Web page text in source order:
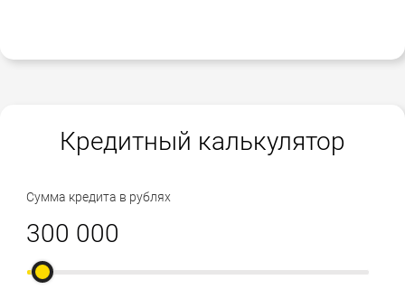
Кредитный калькулятор
Сумма кредита в рублях